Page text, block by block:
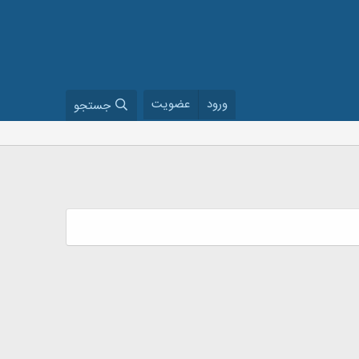
ورود عضویت جستجو